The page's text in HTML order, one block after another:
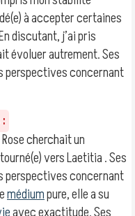
à accepter certaines
discutant, j’ai pris
évoluer autrement. Ses
perspectives concernant
cherchait un
vers Laetitia . Ses
perspectives concernant
médiumpure, elle a su